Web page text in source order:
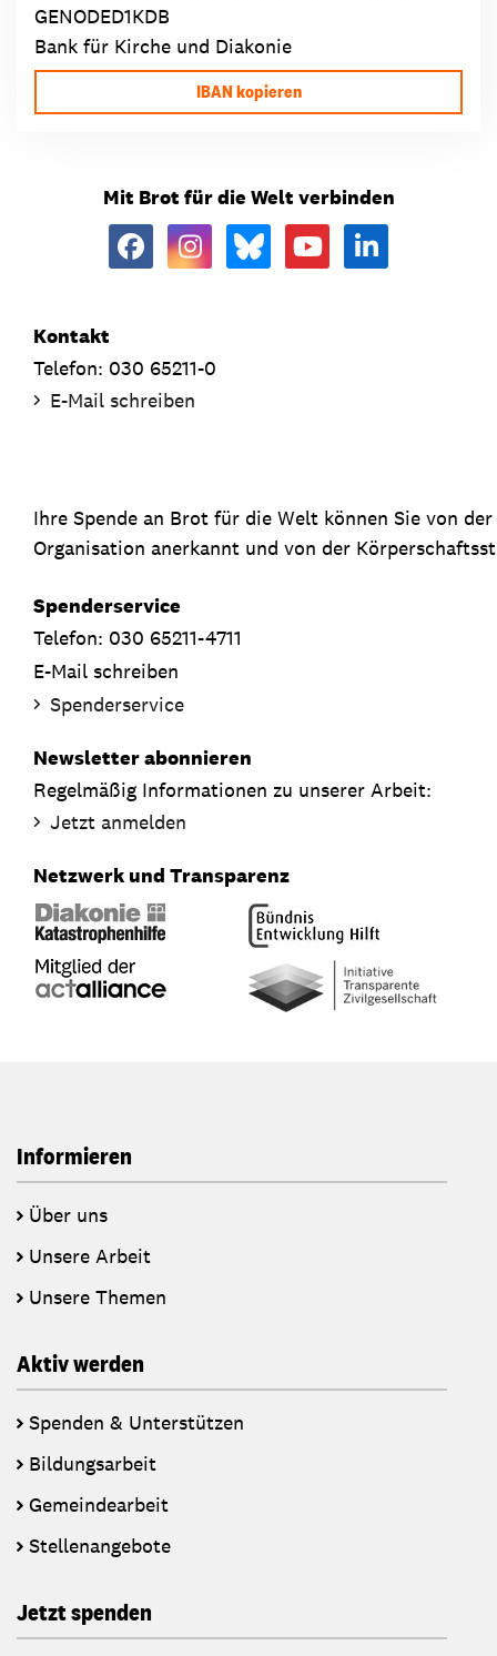
GENODED1KDB
Bank für Kirche und Diakonie
IBAN kopieren
Mit Brot für die Welt verbinden
Kontakt
Telefon: 030 65211-0
E-Mail schreiben
Ihre Spende an Brot für die Welt können Sie von
Organisation anerkannt und von der
Spenderservice
Telefon: 030 65211-4711
E-Mail schreiben
Spenderservice
Newsletter abonnieren
Regelmäßig Informationen zu unserer Arbeit:
Jetzt anmelden
Netzwerk und Transparenz
Informieren
Über uns
Unsere Arbeit
Unsere Themen
Aktiv werden
Spenden & Unterstützen
Bildungsarbeit
Gemeindearbeit
Stellenangebote
Jetzt spenden